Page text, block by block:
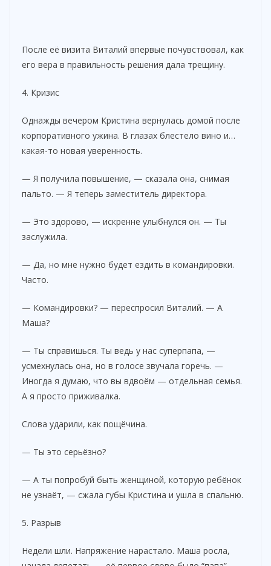
После её визита Виталий впервые почувствовал, как
его вера в правильность решения дала трещину.
4. Кризис
Однажды вечером Кристина вернулась домой после
корпоративного ужина. В глазах блестело вино и…
какая-то новая уверенность.
— Я получила повышение, — сказала она, снимая
пальто. — Я теперь заместитель директора.
— Это здорово, — искренне улыбнулся он. — Ты
заслужила.
— Да, но мне нужно будет ездить в командировки.
Часто.
— Командировки? — переспросил Виталий. — А
Маша?
— Ты справишься. Ты ведь у нас суперпапа, —
усмехнулась она, но в голосе звучала горечь. —
Иногда я думаю, что вы вдвоём — отдельная семья.
А я просто приживалка.
Слова ударили, как пощёчина.
— Ты это серьёзно?
— А ты попробуй быть женщиной, которую ребёнок
не узнаёт, — сжала губы Кристина и ушла в спальню.
5. Разрыв
Недели шли. Напряжение нарастало. Маша росла,